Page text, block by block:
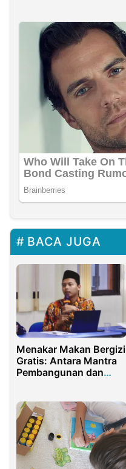
BACA JUGA
Menakar Makan Bergizi
Gratis: Antara Mantra
Pembangunan dan